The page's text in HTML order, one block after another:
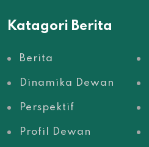
Katagori Berita
Berita
Dinamika Dewan
Perspektif
Profil Dewan